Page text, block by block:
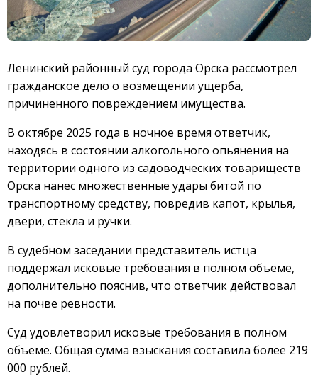
Ленинский районный суд города Орска рассмотрел
гражданское дело о возмещении ущерба,
причиненного повреждением имущества.
В октябре 2025 года в ночное время ответчик,
находясь в состоянии алкогольного опьянения на
территории одного из садоводческих товариществ
Орска нанес множественные удары битой по
транспортному средству, повредив капот, крылья,
двери, стекла и ручки.
В судебном заседании представитель истца
поддержал исковые требования в полном объеме,
дополнительно пояснив, что ответчик действовал
на почве ревности.
Суд удовлетворил исковые требования в полном
объеме. Общая сумма взыскания составила более 219
000 рублей.